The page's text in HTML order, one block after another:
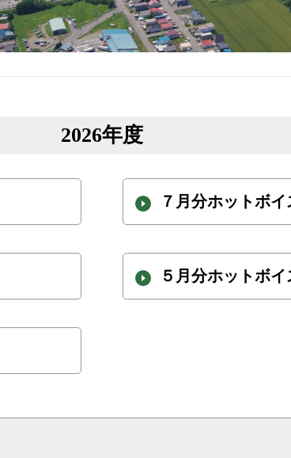
2026年度
７月分ホットボイ
５月分ホットボイ